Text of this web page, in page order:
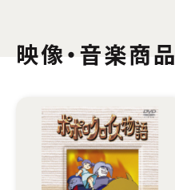
映像・音楽商品